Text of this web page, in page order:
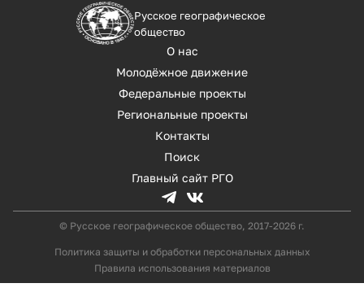
Русское географическое
общество
О нас
Молодёжное движение
Федеральные проекты
Региональные проекты
Контакты
Поиск
Главный сайт РГО
© Русское географическое общество, 2017-2026 г.
Политика защиты и обработки персональных данных
Правила использования материалов